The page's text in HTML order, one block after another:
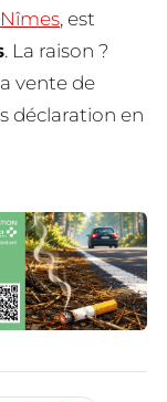
Nîmes, est
. La raison ?
vente de
déclaration en